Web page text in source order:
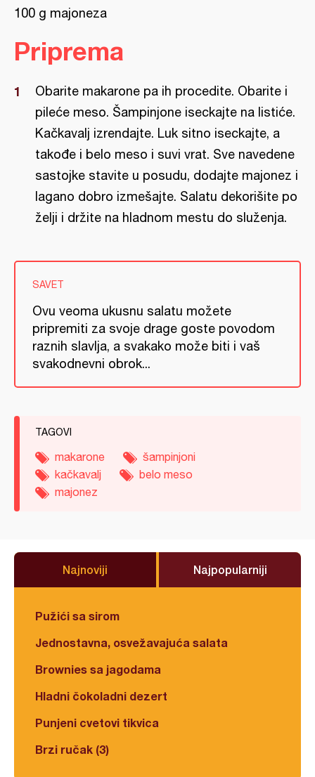
100 g majoneza
Priprema
Obarite makarone pa ih procedite. Obarite i
pileće meso. Šampinjone iseckajte na listiće.
Kačkavalj izrendajte. Luk sitno iseckajte, a
takođe i belo meso i suvi vrat. Sve navedene
sastojke stavite u posudu, dodajte majonez i
lagano dobro izmešajte. Salatu dekorišite po
želji i držite na hladnom mestu do služenja.
SAVET
Ovu veoma ukusnu salatu možete
pripremiti za svoje drage goste povodom
raznih slavlja, a svakako može biti i vaš
svakodnevni obrok...
TAGOVI
makarone
šampinjoni
kačkavalj
belo meso
majonez
Najnoviji Najpopularniji
Pužići sa sirom
Jednostavna, osvežavajuća salata
Brownies sa jagodama
Hladni čokoladni dezert
Punjeni cvetovi tikvica
Brzi ručak (3)